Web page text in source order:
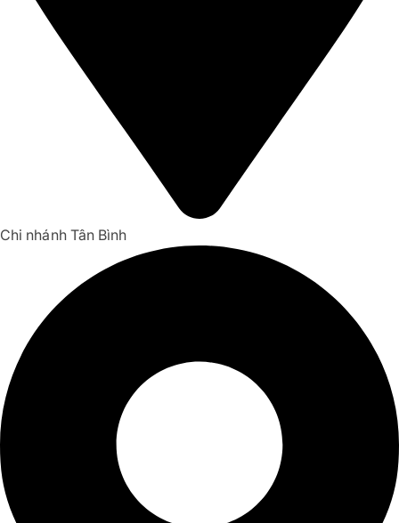
Chi nhánh Tân Bình